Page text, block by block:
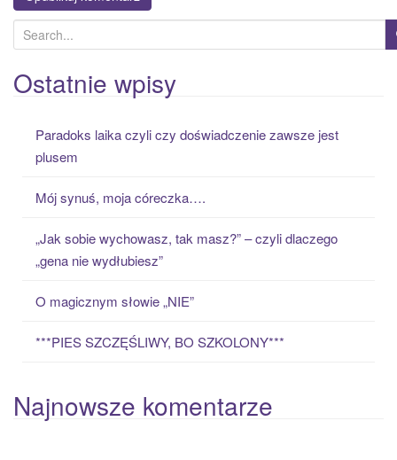
e
a
r
Ostatnie wpisy
Paradoks laika czyli czy doświadczenie zawsze jest
plusem
Mój synuś, moja córeczka….
„Jak sobie wychowasz, tak masz?” – czyli dlaczego
„gena nie wydłubiesz”
O magicznym słowie „NIE”
***PIES SZCZĘŚLIWY, BO SZKOLONY***
Najnowsze komentarze